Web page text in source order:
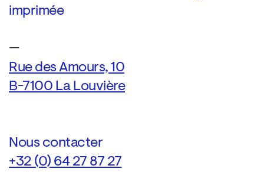
imprimée
—
Rue des Amours, 10
B-7100 La Louvière
Nous contacter
+32 (0) 64 27 87 27